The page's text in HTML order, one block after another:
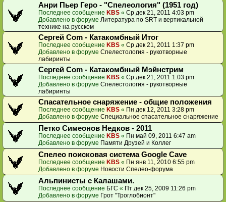
Анри Пьер Геро - "Спелеология" (1951 год)
Последнее сообщение KBS « Ср дек 21, 2011 4:03 pm
Добавлено в форуме Литература по SRT и вертикальной
технике на русском
Сергей Com - Катакомбный Итог
Последнее сообщение KBS « Ср дек 21, 2011 1:37 pm
Добавлено в форуме Спелестология - рукотворные
лабиринты
Сергей Com - Катакомбный Мэйнстрим
Последнее сообщение KBS « Ср дек 21, 2011 1:03 pm
Добавлено в форуме Спелестология - рукотворные
лабиринты
Спасательное снаряжение - общие положения
Последнее сообщение KBS « Пн дек 12, 2011 3:28 pm
Добавлено в форуме Специальное спасательное снаряжение
Петко Симеонов Недков - 2011
Последнее сообщение KBS « Пн май 09, 2011 6:47 am
Добавлено в форуме Памяти Друзей и Коллег
Спелео поисковая система Google Cave
Последнее сообщение KBS « Пн янв 11, 2010 6:55 pm
Добавлено в форуме Новости Спелео-форума
Альпинисты с Калашами.
Последнее сообщение БГС « Пт дек 25, 2009 11:26 pm
Добавлено в форуме Грот "Троглобионт"